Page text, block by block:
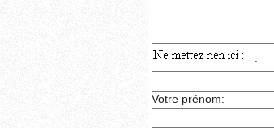
:
Votre prénom: